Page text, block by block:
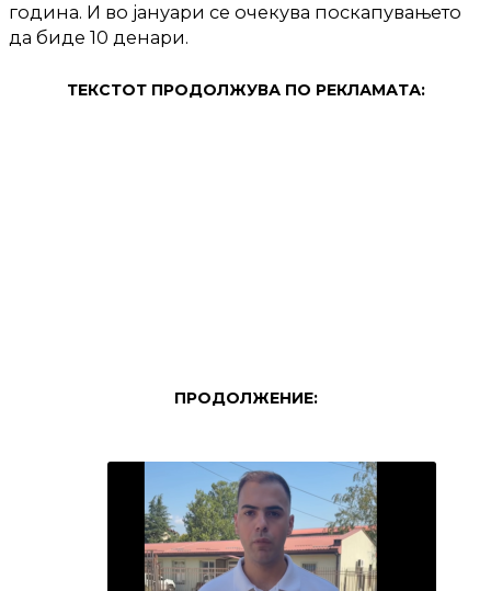
година. И во јануари се очекува поскапувањето
да биде 10 денари.
ТЕКСТОТ ПРОДОЛЖУВА ПО РЕКЛАМАТА:
ПРОДОЛЖЕНИЕ: